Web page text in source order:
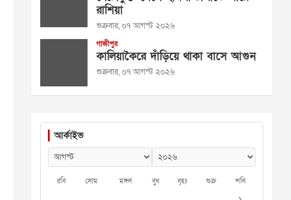
রাশিয়া
শুক্রবার, ০৭ আগস্ট ২০২৬
গাজীপুর
কালিয়াকৈরে দাঁড়িয়ে থাকা বাসে আগুন
শুক্রবার, ০৭ আগস্ট ২০২৬
আর্কাইভ
রবি সোম মঙ্গল বুধ বৃহঃ শুক্র শনি